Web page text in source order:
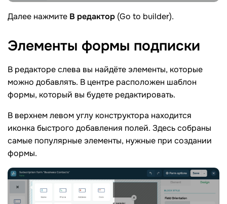
Далее нажмите В редактор (Go to builder).
Элементы формы подписки
В редакторе слева вы найдёте элементы, которые
можно добавлять. В центре расположен шаблон
формы, который вы будете редактировать.
В верхнем левом углу конструктора находится
иконка быстрого добавления полей. Здесь собраны
самые популярные элементы, нужные при создании
формы.